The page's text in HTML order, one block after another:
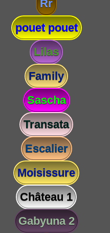
Rr
pouet pouet
Lilas
Family
Sascha
Transata
Escalier
Moisissure
Château 1
Gabyuna 2